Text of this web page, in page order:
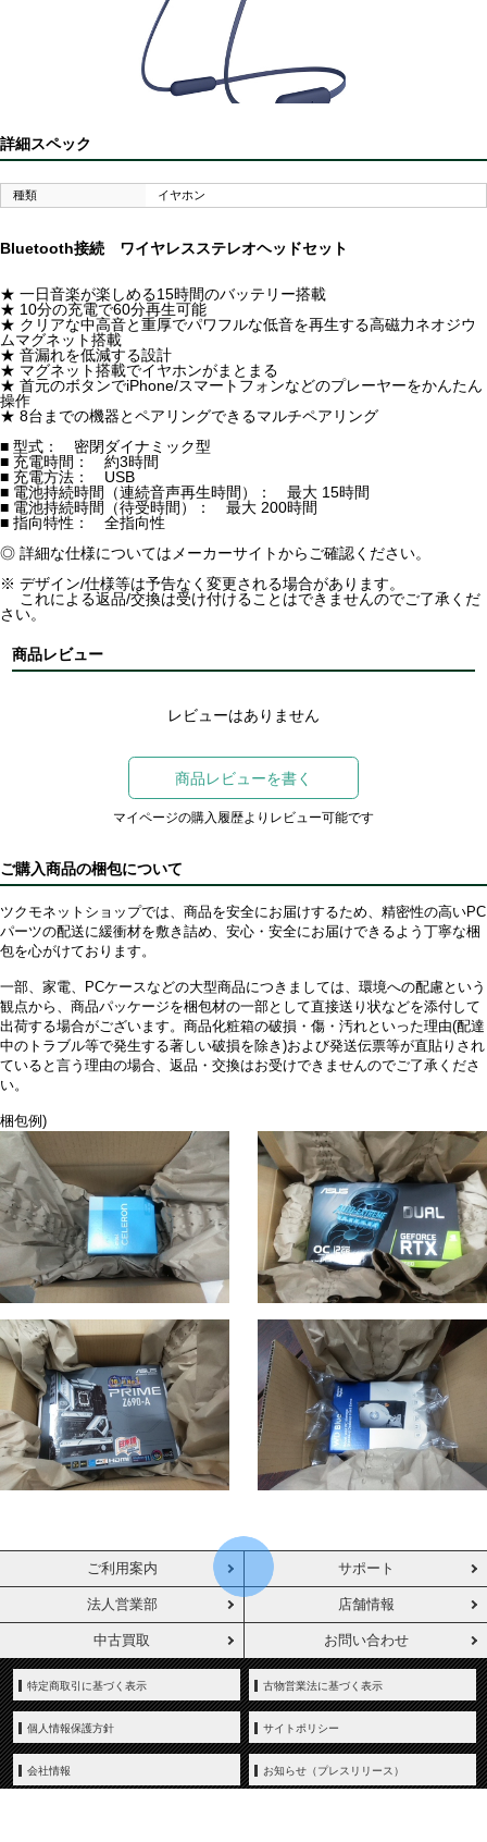
詳細スペック
種類 イヤホン
Bluetooth接続 ワイヤレスステレオヘッドセット
★ 一日音楽が楽しめる15時間のバッテリー搭載
★ 10分の充電で60分再生可能
★ クリアな中高音と重厚でパワフルな低音を再生する高磁力ネオジウ
ムマグネット搭載
★ 音漏れを低減する設計
★ マグネット搭載でイヤホンがまとまる
★ 首元のボタンでiPhone/スマートフォンなどのプレーヤーをかんたん
操作
★ 8台までの機器とペアリングできるマルチペアリング
■ 型式： 密閉ダイナミック型
■ 充電時間： 約3時間
■ 充電方法： USB
■ 電池持続時間（連続音声再生時間）： 最大 15時間
■ 電池持続時間（待受時間）： 最大 200時間
■ 指向特性： 全指向性
◎ 詳細な仕様についてはメーカーサイトからご確認ください。
※ デザイン/仕様等は予告なく変更される場合があります。
これによる返品/交換は受け付けることはできませんのでご了承くだ
さい。
商品レビュー
レビューはありません
商品レビューを書く
マイページの購入履歴よりレビュー可能です
ご購入商品の梱包について
ツクモネットショップでは、商品を安全にお届けするため、精密性の高いPC
パーツの配送に緩衝材を敷き詰め、安心・安全にお届けできるよう丁寧な梱
包を心がけております。
一部、家電、PCケースなどの大型商品につきましては、環境への配慮という
観点から、商品パッケージを梱包材の一部として直接送り状などを添付して
出荷する場合がございます。商品化粧箱の破損・傷・汚れといった理由(配達
中のトラブル等で発生する著しい破損を除き)および発送伝票等が直貼りされ
ていると言う理由の場合、返品・交換はお受けできませんのでご了承くださ
い。
梱包例)
ご利用案内 サポート
法人営業部 店舗情報
中古買取 お問い合わせ
特定商取引に基づく表示 古物営業法に基づく表示
個人情報保護方針 サイトポリシー
会社情報 お知らせ（プレスリリース）